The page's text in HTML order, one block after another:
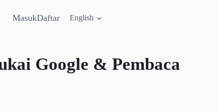
MasukDaftar English
Google & Pembaca